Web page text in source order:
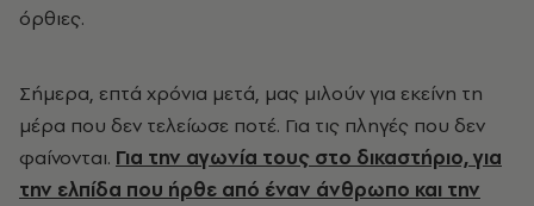
όρθιες.
Σήμερα, επτά χρόνια μετά, μας μιλούν για εκείνη τη
μέρα που δεν τελείωσε ποτέ. Για τις πληγές που δεν
φαίνονται. Για την αγωνία τους στο δικαστήριο, για
την ελπίδα που ήρθε από έναν άνθρωπο και την